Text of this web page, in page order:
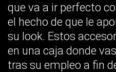
que va a ir perfecto
el hecho de que le
su look. Estos
en una caja donde
tras su empleo a fin